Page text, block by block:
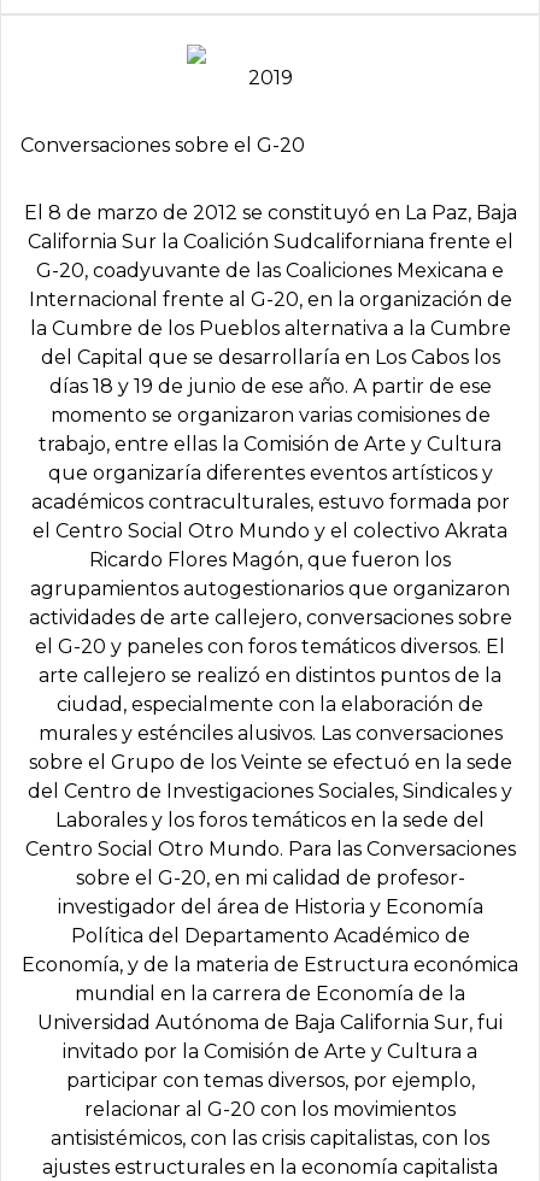
2019
Conversaciones sobre el G-20
El 8 de marzo de 2012 se constituyó en La Paz, Baja
California Sur la Coalición Sudcaliforniana frente el
G-20, coadyuvante de las Coaliciones Mexicana e
Internacional frente al G-20, en la organización de
la Cumbre de los Pueblos alternativa a la Cumbre
del Capital que se desarrollaría en Los Cabos los
días 18 y 19 de junio de ese año. A partir de ese
momento se organizaron varias comisiones de
trabajo, entre ellas la Comisión de Arte y Cultura
que organizaría diferentes eventos artísticos y
académicos contraculturales, estuvo formada por
el Centro Social Otro Mundo y el colectivo Akrata
Ricardo Flores Magón, que fueron los
agrupamientos autogestionarios que organizaron
actividades de arte callejero, conversaciones sobre
el G-20 y paneles con foros temáticos diversos. El
arte callejero se realizó en distintos puntos de la
ciudad, especialmente con la elaboración de
murales y esténciles alusivos. Las conversaciones
sobre el Grupo de los Veinte se efectuó en la sede
del Centro de Investigaciones Sociales, Sindicales y
Laborales y los foros temáticos en la sede del
Centro Social Otro Mundo. Para las Conversaciones
sobre el G-20, en mi calidad de profesor-
investigador del área de Historia y Economía
Política del Departamento Académico de
Economía, y de la materia de Estructura económica
mundial en la carrera de Economía de la
Universidad Autónoma de Baja California Sur, fui
invitado por la Comisión de Arte y Cultura a
participar con temas diversos, por ejemplo,
relacionar al G-20 con los movimientos
antisistémicos, con las crisis capitalistas, con los
ajustes estructurales en la economía capitalista